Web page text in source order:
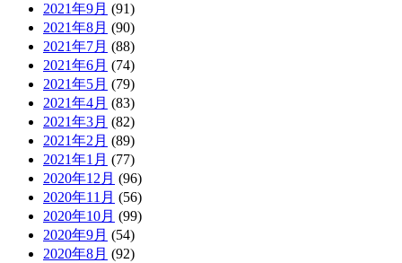
2021年9月 (91)
2021年8月 (90)
2021年7月 (88)
2021年6月 (74)
2021年5月 (79)
2021年4月 (83)
2021年3月 (82)
2021年2月 (89)
2021年1月 (77)
2020年12月 (96)
2020年11月 (56)
2020年10月 (99)
2020年9月 (54)
2020年8月 (92)